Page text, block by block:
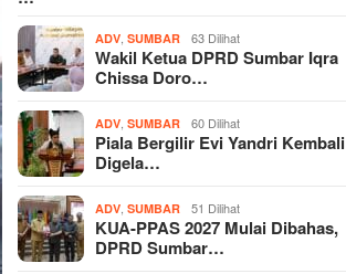
ADV ,SUMBAR 63 Dilihat
Wakil Ketua DPRD Sumbar Iqra
Chissa Doro…
ADV ,SUMBAR 60 Dilihat
Piala Bergilir Evi Yandri Kembali
Digela…
ADV ,SUMBAR 51 Dilihat
KUA-PPAS 2027 Mulai Dibahas,
DPRD Sumbar…